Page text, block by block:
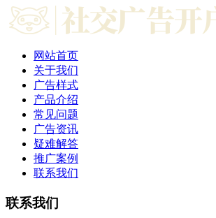
网站首页
关于我们
广告样式
产品介绍
常见问题
广告资讯
疑难解答
推广案例
联系我们
联系我们